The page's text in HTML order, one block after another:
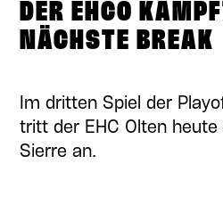
DER EHCO
NÄCHSTE BREAK
Im dritten Spiel der
tritt der EHC Olten
Sierre an.